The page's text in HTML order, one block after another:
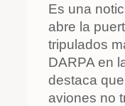
Es una
abre la
tripulados
DARPA en
destaca
aviones no